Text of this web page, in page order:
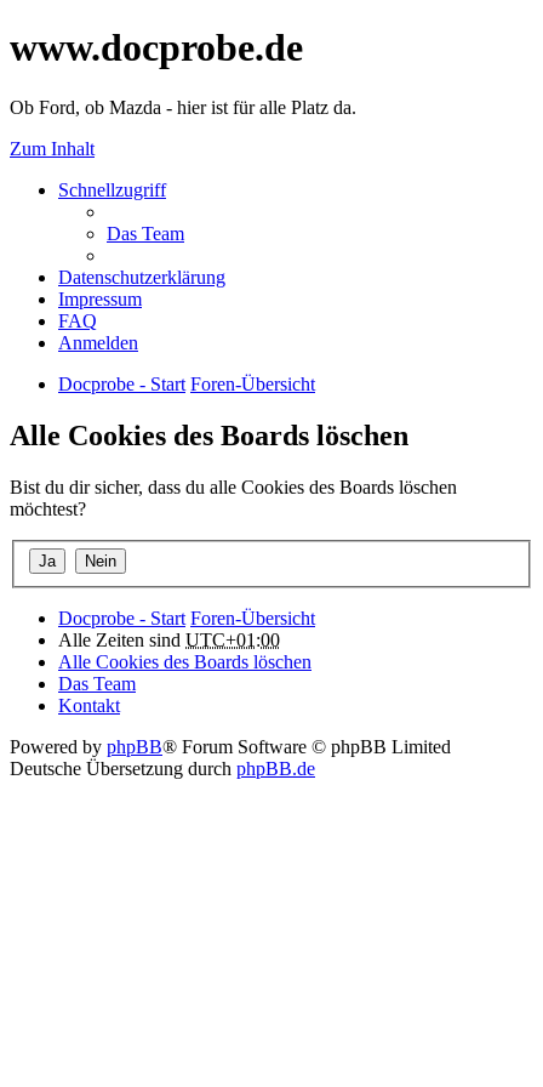
www.docprobe.de
Ob Ford, ob Mazda - hier ist für alle Platz da.
Zum Inhalt
Schnellzugriff
Das Team
Datenschutzerklärung
Impressum
FAQ
Anmelden
Docprobe - Start Foren-Übersicht
Alle Cookies des Boards löschen
Bist du dir sicher, dass du alle Cookies des Boards löschen
möchtest?
Docprobe - Start Foren-Übersicht
Alle Zeiten sind UTC+01:00
Alle Cookies des Boards löschen
Das Team
Kontakt
Powered by phpBB® Forum Software © phpBB Limited
Deutsche Übersetzung durch phpBB.de